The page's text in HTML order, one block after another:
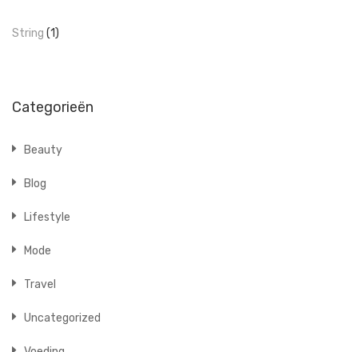
String (1)
Categorieën
Beauty
Blog
Lifestyle
Mode
Travel
Uncategorized